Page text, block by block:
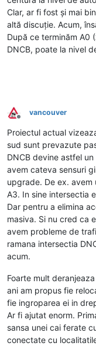
Clar, ar fi fost și mai
altă discuție. Acum,
După ce terminăm A0 (
DNCB, poate la nivel
Deconectat
vancouver
Proiectul actual
sud sunt prevazute
DNCB devine astfel
avem cateva sensuri
upgrade. De ex. avem
A3. In sine intersectia
Dar pentru a elimina
masiva. Si nu cred ca
avem probleme de
ramana intersectia
acum.
Foarte mult
ani am propus fie
fie ingroparea ei in
Ar fi ajutat enorm.
sansa unei cai ferate
conectate cu